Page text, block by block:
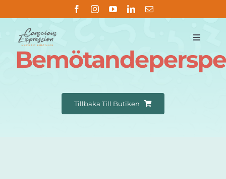
till
innehållet
Toggle
Om
Metoden
Tillbaka Till Butiken